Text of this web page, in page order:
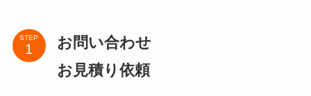
STEP
お問い合わせ
お見積り依頼